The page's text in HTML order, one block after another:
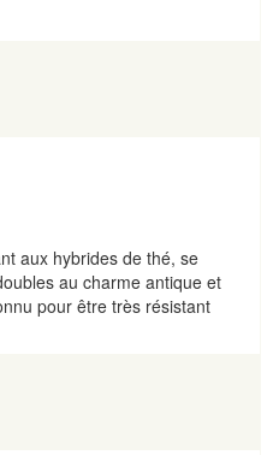
aux hybrides de thé, se
au charme antique et
pour être très résistant